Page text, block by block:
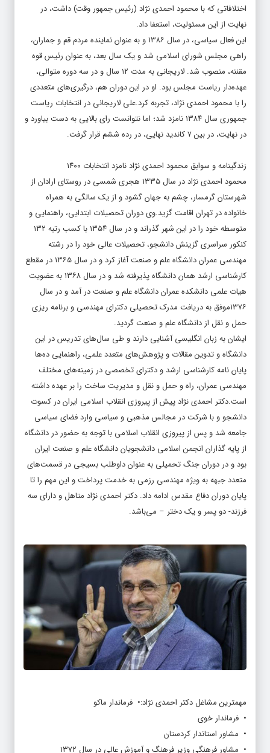
اختلافاتی که با محمود احمدی نژاد (رئیس جمهور وقت) داشت، در
نهایت از این مسئولیت، استعفا داد.
این فعال سیاسی، در سال ۱۳۸۶ و به عنوان نماینده مردم قم و جماران،
راهی مجلس شورای اسلامی شد و یک سال بعد، به عنوان رئیس قوه
مقننه، منصوب شد. لاریجانی به مدت ۱۲ سال و در سه دوره متوالی،
عهده‌دار ریاست مجلس بود. او در این دوران هم، درگیری‌های متعددی
را با محمود احمدی نژاد، تجربه کرد.علی لاریجانی در انتخابات ریاست
جمهوری سال ۱۳۸۴ نامزد شد؛ اما نتوانست رای بالایی به دست بیاورد و
در نهایت، در بین ۷ کاندید نهایی، در رده ششم قرار گرفت.
زندگینامه و سوابق محمود احمدی نژاد نامزد انتخابات ۱۴۰۰
محمود احمدی نژاد در سال ۱۳۳۵ هجری شمسی در روستای ارادان از
شهرستان گرمسار، چشم به جهان گشود و از یک سالگی به همراه
خانواده در تهران اقامت گزید.وی دوران تحصیلات ابتدایی، راهنمایی و
متوسطه خود را در این شهر گذراند و در سال ۱۳۵۴ با کسب رتبه ۱۳۲
کنکور سراسری گزینش دانشجو، تحصیلات عالی خود را در رشته
مهندسی عمران دانشگاه علم و صنعت آغاز کرد و در سال ۱۳۶۵ در مقطع
کارشناسی ارشد همان دانشگاه پذیرفته شد و در سال ۱۳۶۸ به عضویت
هیات علمی دانشکده عمران دانشگاه علم و صنعت در آمد و در سال
۱۳۷۶موفق به دریافت مدرک تحصیلی دکترای مهندسی و برنامه ریزی
حمل و نقل از دانشگاه علم و صنعت گردید.
ایشان به زبان انگلیسی آشنایی دارند و طی سال‌های تدریس در این
دانشگاه و تدوین مقالات و پژوهش‌های متعدد علمی، راهنمایی ده‌ها
پایان نامه کارشناسی ارشد و دکترای تخصصی در زمینه‌های مختلف
مهندسی عمران، راه و حمل و نقل و مدیریت ساخت را بر عهده داشته
است.دکتر احمدی نژاد پیش از پیروزی انقلاب اسلامی ایران در کسوت
دانشجو و با شرکت در مجالس مذهبی و سیاسی وارد فضای سیاسی
جامعه شد و پس از پیروزی انقلاب اسلامی با توجه به حضور در دانشگاه
از پایه گذاران انجمن اسلامی دانشجویان دانشگاه علم و صنعت ایران
بود و در دوران جنگ تحمیلی به عنوان داوطلب بسیجی در قسمت‌های
متعدد جبهه به ویژه مهندسی رزمی به خدمت پرداخت و این مهم را تا
پایان دوران دفاع مقدس ادامه داد. دکتر احمدی نژاد متاهل و دارای سه
فرزند- دو پسر و یک دختر – می‌باشد.
مهمترین مشاغل دکتر احمدی نژاد:• فرماندار ماکو
• فرماندار خوی
• مشاور استاندار کردستان
• مشاور فرهنگی وزیر فرهنگ و آموزش عالی در سال ۱۳۷۲